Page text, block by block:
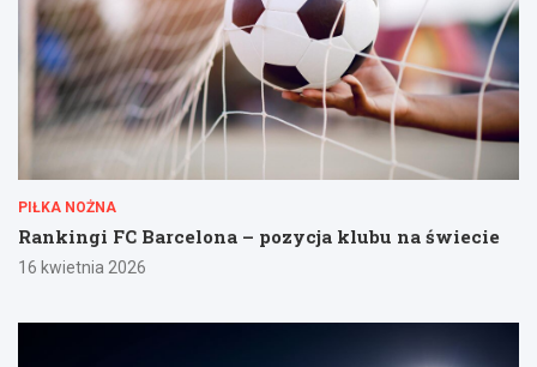
PIŁKA NOŻNA
Rankingi FC Barcelona – pozycja klubu na świecie
16 kwietnia 2026